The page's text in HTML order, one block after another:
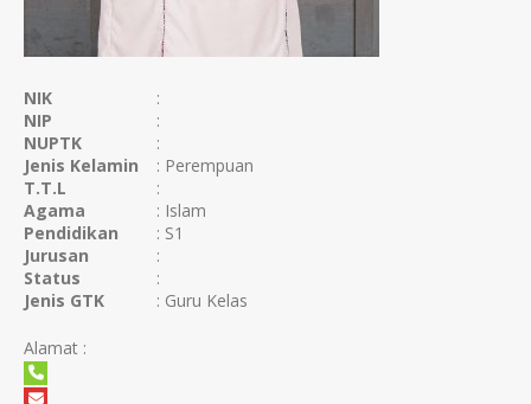
NIK
:
NIP
:
NUPTK
:
Jenis Kelamin
: Perempuan
T.T.L
:
Agama
: Islam
Pendidikan
: S1
Jurusan
:
Status
:
Jenis GTK
: Guru Kelas
Alamat :